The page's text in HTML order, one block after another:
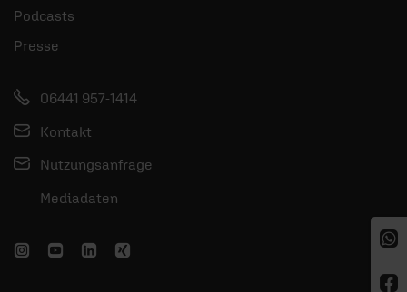
Podcasts
Presse
06441 957-1414
Kontakt
Nutzungsanfrage
Mediadaten